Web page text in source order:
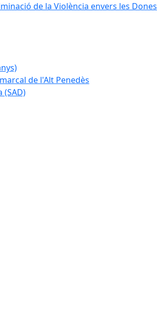
de la Violència envers les Dones
de l'Alt Penedès
(SAD)